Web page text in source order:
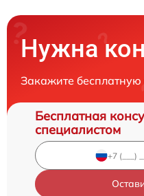
Нужна
Закажите
Бесплатная
специалистом